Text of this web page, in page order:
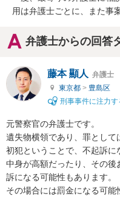
用は弁護士ごとに、また事
弁護士からの回答
藤本 顯人 弁護士
東京都 > 豊島区
刑事事件に注力す
元警察官の弁護士です。
遺失物横領であり、罪として
初犯ということで、不起訴
中身が高額だったり、その
訴になる可能性もあります。
その場合には罰金になる可能